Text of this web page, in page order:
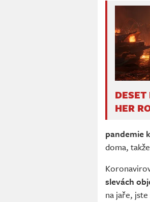
HER
pandemie
doma,
slevách
na jaře,